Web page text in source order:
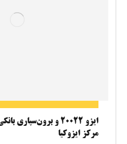
ایزو ۲۰۰۲۲ و
مرکز ایزوکیا